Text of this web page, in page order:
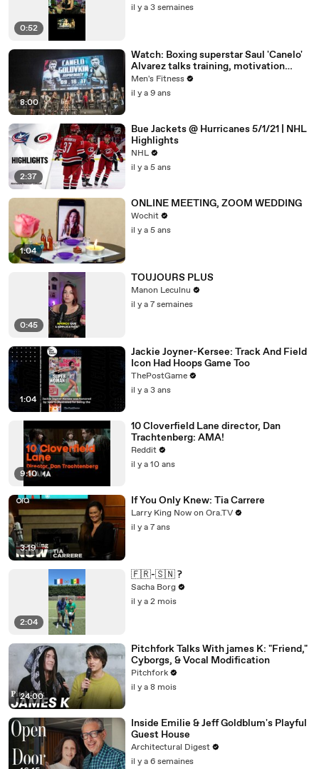
0:52
il y a 3 semaines
8:00
Watch: Boxing superstar Saul 'Canelo'
Alvarez talks training, motivation
against Gennady Golovkin
Men's Fitness
il y a 9 ans
2:37
Bue Jackets @ Hurricanes 5/1/21 | NHL
Highlights
NHL
il y a 5 ans
1:04
ONLINE MEETING, ZOOM WEDDING
Wochit
il y a 5 ans
0:45
TOUJOURS PLUS
Manon Leculnu
il y a 7 semaines
1:04
Jackie Joyner-Kersee: Track And Field
Icon Had Hoops Game Too
ThePostGame
il y a 3 ans
9:10
10 Cloverfield Lane director, Dan
Trachtenberg: AMA!
Reddit
il y a 10 ans
3:19
If You Only Knew: Tia Carrere
Larry King Now on Ora.TV
il y a 7 ans
2:04
🇫🇷-🇸🇳 ?
Sacha Borg
il y a 2 mois
24:00
Pitchfork Talks With james K: "Friend,"
Cyborgs, & Vocal Modification
Pitchfork
il y a 8 mois
Inside Emilie & Jeff Goldblum's Playful
Guest House
Architectural Digest
il y a 6 semaines